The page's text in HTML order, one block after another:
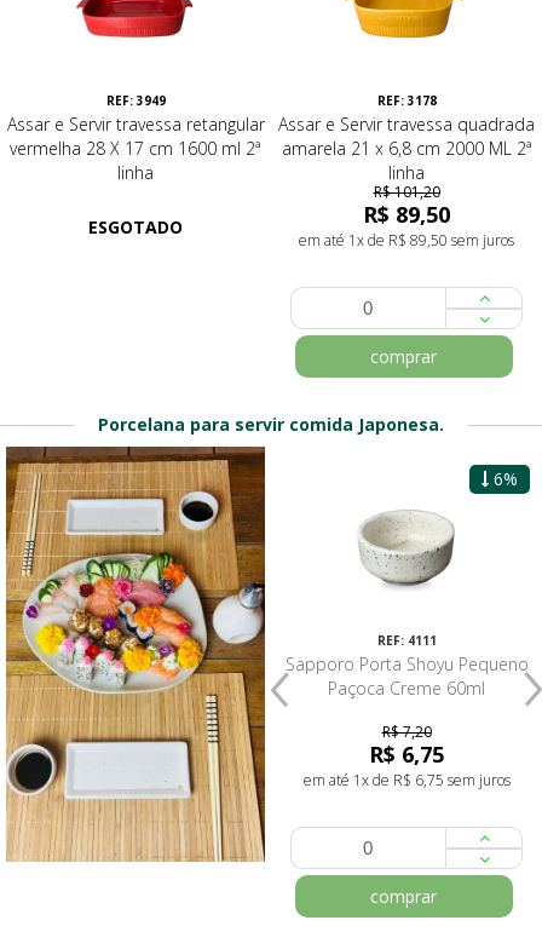
REF: 3949
Assar e Servir travessa retangular
vermelha 28 X 17 cm 1600 ml 2ª
linha
ESGOTADO
REF: 3178
Assar e Servir travessa quadrada
amarela 21 x 6,8 cm 2000 ML 2ª
linha
R$ 101,20
R$ 89,50
em até 1x de R$ 89,50 sem juros
comprar
Porcelana para servir comida Japonesa.
REF: 4622
Sapporo Travessa Retangular c/
div. p/ Shoyu Azul 19,5x9,5
R$ 28,80
em até 1x de R$ 28,80 sem juros
6%
REF: 4111
Sapporo Porta Shoyu Pequeno
Paçoca Creme 60ml
R$ 7,20
R$ 6,75
em até 1x de R$ 6,75 sem juros
comprar